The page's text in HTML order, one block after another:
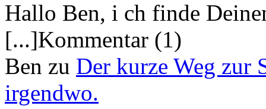
Hallo Ben, i ch finde
[...]Kommentar (1)
Ben zu Der kurze Weg zur
irgendwo.